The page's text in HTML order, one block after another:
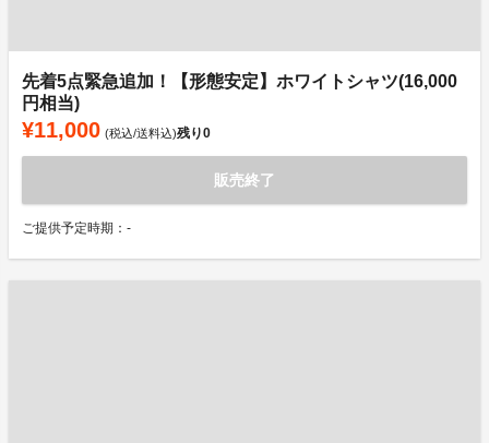
先着5点緊急追加！【形態安定】ホワイトシャツ(16,000
円相当)
¥11,000 (税込/送料込)残り0
販売終了
ご提供予定時期：-